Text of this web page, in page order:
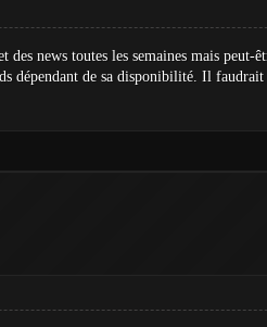
news toutes les semaines mais
dépendant de sa disponibilité. Il